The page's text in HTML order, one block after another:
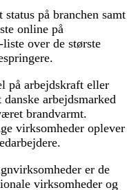
status på branchen samt
online på
over de største
på arbejdskraft eller
arbejdsmarked
brandvarmt.
virksomheder oplever
er de
virksomheder og